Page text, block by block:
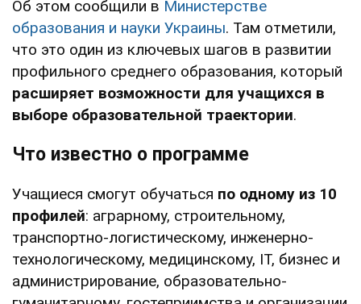
Об этом сообщили в Министерстве
образования и науки Украины. Там отметили,
что это один из ключевых шагов в развитии
профильного среднего образования, который
расширяет возможности для учащихся в
выборе образовательной траектории.
Что известно о программе
Учащиеся смогут обучаться по одному из 10
профилей: аграрному, строительному,
транспортно-логистическому, инженерно-
технологическому, медицинскому, ІТ, бизнес и
администрирование, образовательно-